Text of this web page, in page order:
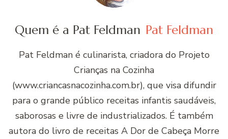
Quem é a Pat Feldman Pat Feldman
Pat Feldman é culinarista, criadora do Projeto
Crianças na Cozinha
(www.criancasnacozinha.com.br), que visa difundir
para o grande público receitas infantis saudáveis,
saborosas e livre de industrializados. É também
autora do livro de receitas A Dor de Cabeça Morre